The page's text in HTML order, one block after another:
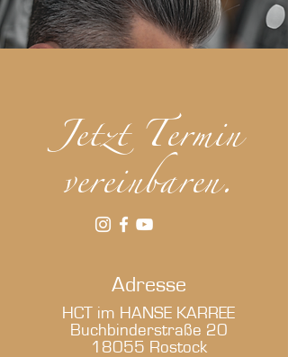
Jetzt Termin
vereinbaren.
Adresse
HCT im HANSE KARREE
Buchbinderstraße 20
18055 Rostock